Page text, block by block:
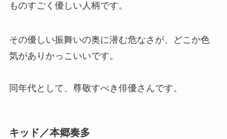
ものすごく優しい人柄です。
その優しい振舞いの奥に潜む危なさが、どこか色
気がありかっこいいです。
同年代として、尊敬すべき俳優さんです。
キッド／本郷奏多